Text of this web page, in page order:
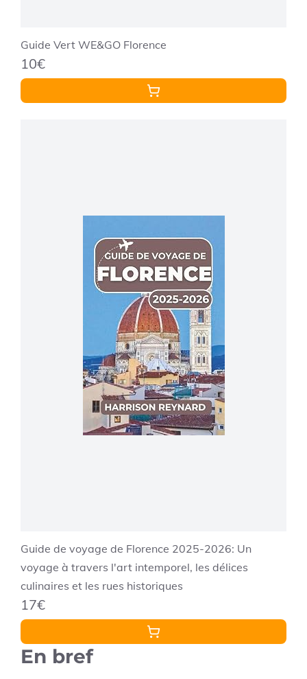
Guide Vert WE&GO Florence
10€
Guide de voyage de Florence 2025-2026: Un
voyage à travers l'art intemporel, les délices
culinaires et les rues historiques
17€
En bref